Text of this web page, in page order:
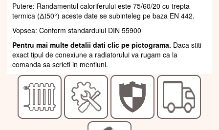
Putere: Randamentul caloriferului este 75/60/20 cu trepta
termica (Δt50°) aceste date se subinteleg pe baza EN 442.
Vopsea: Conform standardului DIN 55900
Pentru mai multe detalii dati clic pe pictograma. Daca stiti
exact tipul de conexiune a radiatorului va rugam ca la
comanda sa scrieti in mentiuni.